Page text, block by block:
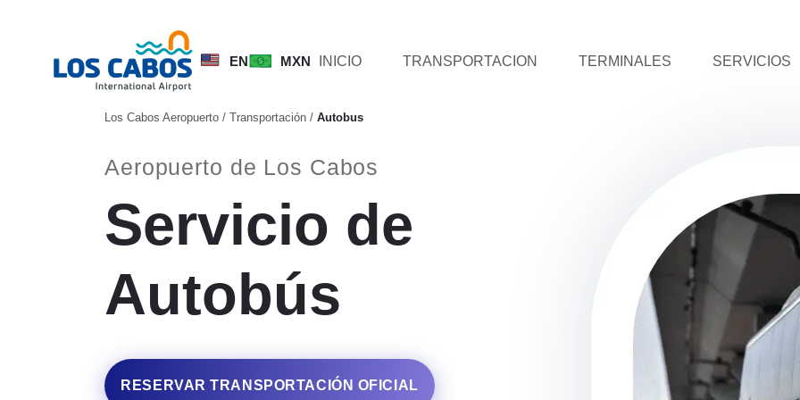
EN MXN INICIO TRANSPORTACION TERMINALES SERVICIOS
Los Cabos Aeropuerto / Transportación / Autobus
Aeropuerto de Los Cabos
Servicio de
Autobús
RESERVAR TRANSPORTACIÓN OFICIAL